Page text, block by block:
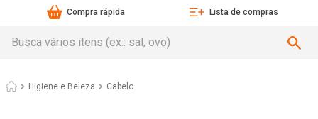
Compra rápida Lista de compras
Higiene e Beleza Cabelo